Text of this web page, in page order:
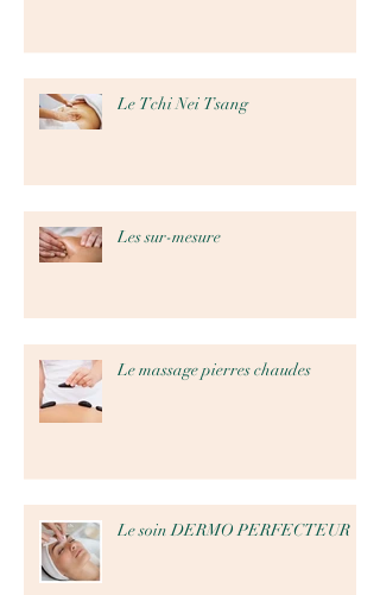
Le Tchi Nei Tsang
Les sur-mesure
Le massage pierres chaudes
Le soin DERMO PERFECTEUR